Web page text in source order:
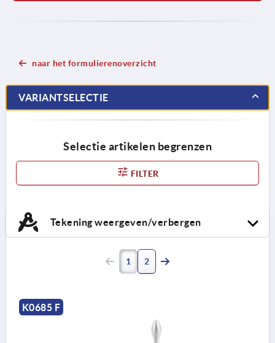
naar het formulierenoverzicht
VARIANTSELECTIE
Selectie artikelen begrenzen
FILTER
Tekening weergeven/verbergen
1 2
K0685 F